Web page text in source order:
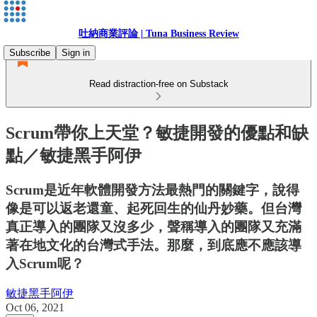
吐納商業評論 | Tuna Business Review
Subscribe
Sign in
Read distraction-free on Substack
Scrum帶你上天堂？敏捷開發的優點和缺
點／敏捷黑手阿伊
Scrum是近年軟體開發方法最熱門的關鍵字，說得
像是可以返老還童、起死回生的仙丹妙藥。但台灣
真正導入的團隊又沒多少，聲稱導入的團隊又充滿
著在地文化的台灣式手法。那麼，到底應不應該導
入Scrum呢？
敏捷黑手阿伊
Oct 06, 2021